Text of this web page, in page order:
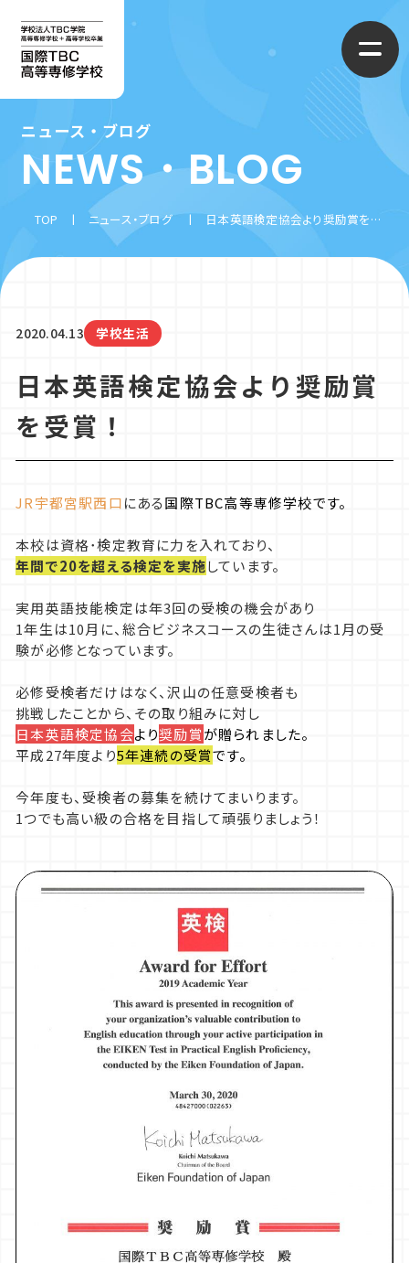
国際TBC高等専修学校について
学校概要
制服コレクション
施設・設備
カウンセリング
学べるコース
CG・まんがコース
ファッションクリエイターコース
保育・福祉コース
入学案内
学費
制度・特典・奨学金の一覧
アクセス
体験入学について
ニュース・ブログ
NEWS・BLOG
TOP ニュース・ブログ 日本英語検定協会より奨励賞を受賞！
2020.04.13 学校生活
日本英語検定協会より奨励賞
を受賞！
JR宇都宮駅西口にある国際TBC高等専修学校です。
本校は資格･検定教育に力を入れており、
年間で20を超える検定を実施しています。
実用英語技能検定は年3回の受検の機会があり
1年生は10月に、総合ビジネスコースの生徒さんは1月の受
験が必修となっています。
必修受検者だけはなく、沢山の任意受検者も
挑戦したことから、その取り組みに対し
日本英語検定協会より奨励賞が贈られました。
平成27年度より5年連続の受賞です。
今年度も、受検者の募集を続けてまいります。
1つでも高い級の合格を目指して頑張りましょう！